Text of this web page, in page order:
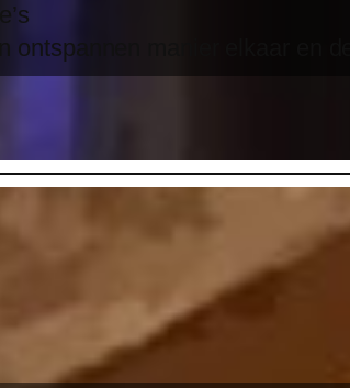
ontspannen manier elkaar en